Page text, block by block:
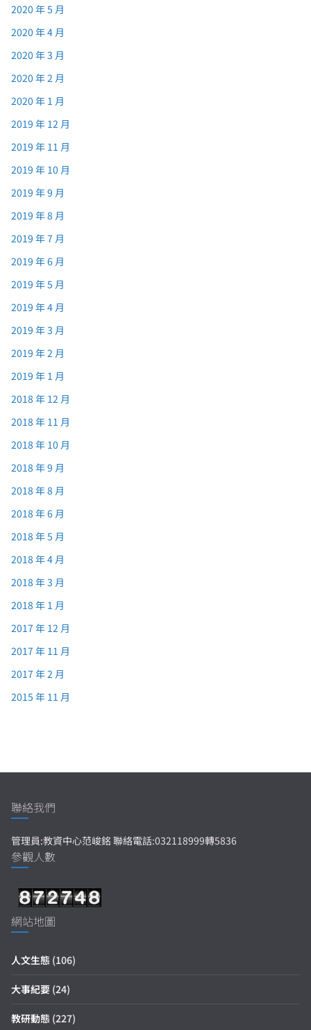
2020 年 5 月
2020 年 4 月
2020 年 3 月
2020 年 2 月
2020 年 1 月
2019 年 12 月
2019 年 11 月
2019 年 10 月
2019 年 9 月
2019 年 8 月
2019 年 7 月
2019 年 6 月
2019 年 5 月
2019 年 4 月
2019 年 3 月
2019 年 2 月
2019 年 1 月
2018 年 12 月
2018 年 11 月
2018 年 10 月
2018 年 9 月
2018 年 8 月
2018 年 6 月
2018 年 5 月
2018 年 4 月
2018 年 3 月
2018 年 1 月
2017 年 12 月
2017 年 11 月
2017 年 2 月
2015 年 11 月
聯絡我們
管理員:教資中心范峻銘 聯絡電話:032118999轉5836
參觀人數
網站地圖
人文生態 (106)
大事紀要 (24)
教研動態 (227)